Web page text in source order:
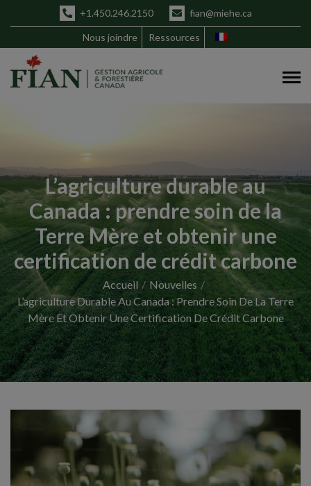
+1.450.246.2150 fian@miehe.ca
Nous joindre Ressources
L’agriculture durable au
Canada : prendre soin de la
Terre Mère et obtenir une
certification de crédit carbone
Accueil
Nouvelles
L’agriculture Durable Au Canada : Prendre Soin De La Terre
Mère Et Obtenir Une Certification De Crédit Carbone